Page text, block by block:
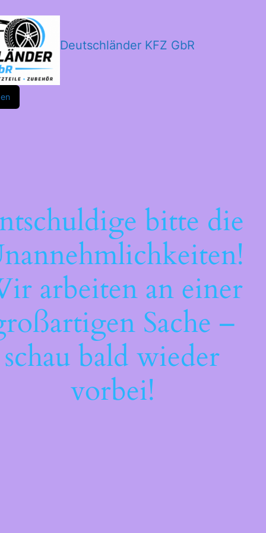
Deutschländer KFZ GbR
bitte die
arbeiten an einer
Sache –
schau bald wieder
vorbei!